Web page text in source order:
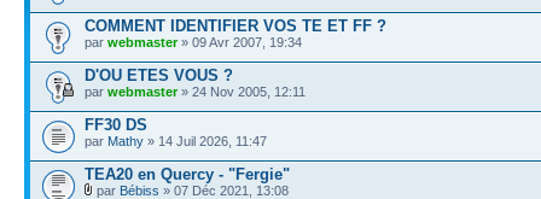
COMMENT IDENTIFIER VOS TE ET FF ?
par webmaster» 09 Avr 2007, 19:34
D'OU ETES VOUS ?
par webmaster» 24 Nov 2005, 12:11
FF30 DS
par Mathy » 14 Juil 2026, 11:47
TEA20 en Quercy - "Fergie"
par Bébiss » 07 Déc 2021, 13:08